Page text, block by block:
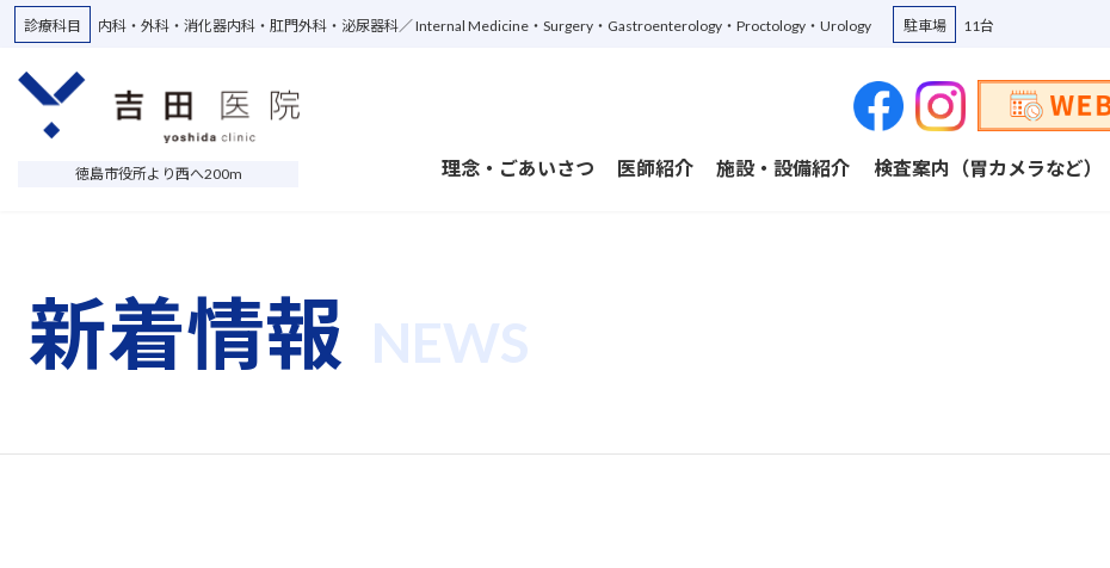
Skip
content
Skip
Navigation
診療科目 内科・外科・消化器内科・肛門外科・泌尿器科 Internal Medicine・Surgery・Gastroenterology・Proctology・Urology 駐車場 11台
徳島市役所より西へ200m 理念・ごあいさつ 医師紹介 施設・設備紹介 検査案内（胃カメラなど）
新着情報